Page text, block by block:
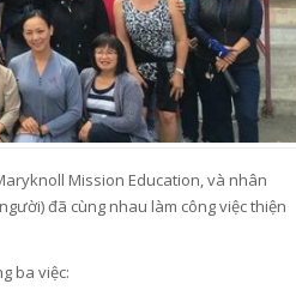
Mission Education, và nhân
đã cùng nhau làm công việc thiện
ba việc: